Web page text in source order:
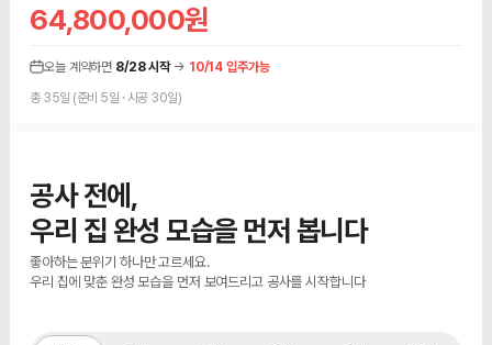
64,800,000원
오늘 계약하면 8/28 시작→ 10/14 입주가능
총 35일 (준비 5일 · 시공 30일)
공사 전에,
우리 집 완성 모습을 먼저 봅니다
좋아하는 분위기 하나만 고르세요.
우리 집에 맞춘 완성 모습을 먼저 보여드리고 공사를 시작합니다